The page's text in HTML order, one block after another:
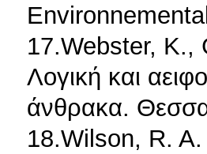
17.Webster, K.,
Λογική και
άνθρακα.
18.Wilson, R.